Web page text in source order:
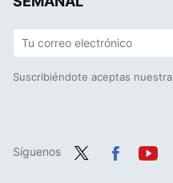
Suscribiéndote aceptas nuestra
Síguenos